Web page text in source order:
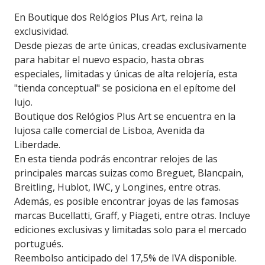
En Boutique dos Relógios Plus Art, reina la
exclusividad.
Desde piezas de arte únicas, creadas exclusivamente
para habitar el nuevo espacio, hasta obras
especiales, limitadas y únicas de alta relojería, esta
"tienda conceptual" se posiciona en el epítome del
lujo.
Boutique dos Relógios Plus Art se encuentra en la
lujosa calle comercial de Lisboa, Avenida da
Liberdade.
En esta tienda podrás encontrar relojes de las
principales marcas suizas como Breguet, Blancpain,
Breitling, Hublot, IWC, y Longines, entre otras.
Además, es posible encontrar joyas de las famosas
marcas Bucellatti, Graff, y Piageti, entre otras. Incluye
ediciones exclusivas y limitadas solo para el mercado
portugués.
Reembolso anticipado del 17,5% de IVA disponible.